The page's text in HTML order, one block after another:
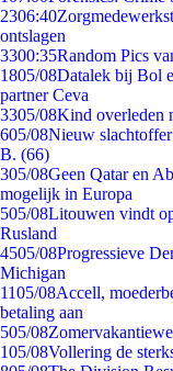
2306:40
ontslagen
3300:35Random Pics
1805/08Datalek bij Bol
partner Ceva
3305/08Kind overleden
605/08Nieuw
B. (66)
305/08Geen Qatar en
mogelijk in Europa
505/08Litouwen vindt
Rusland
4505/08Progressieve
Michigan
1105/08Accell,
betaling aan
505/08
105/08Vollering de